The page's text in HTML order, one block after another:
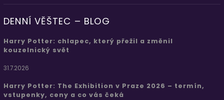
DENNÍ VĚŠTEC – BLOG
Harry Potter: chlapec, který přežil a změnil
kouzelnický svět
31.7.2026
Harry Potter: The Exhibition v Praze 2026 – termín,
vstupenky, ceny a co vás čeká